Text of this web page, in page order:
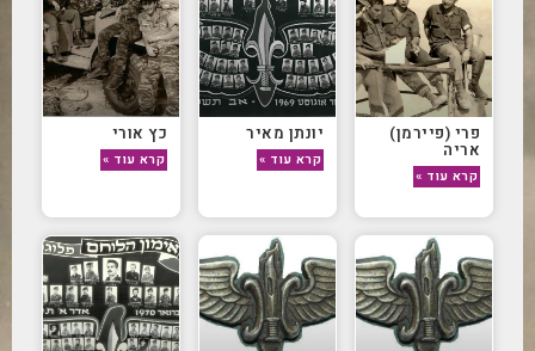
פרי (פיירמן)
אריה
קרא עוד »
יונתן מאיר
קרא עוד »
כץ אורי
קרא עוד »